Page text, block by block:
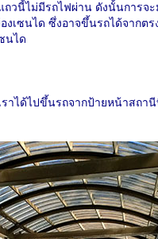
วนี้ไม่มีรถไฟผ่าน ดังนั้นการจ
งเซนได ซึ่งอาจขึ้นรถได้จากต
นได
าได้ไปขึ้นรถจากป้ายหน้าสถา